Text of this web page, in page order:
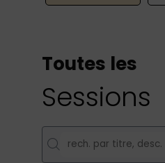
Toutes les
Sessions